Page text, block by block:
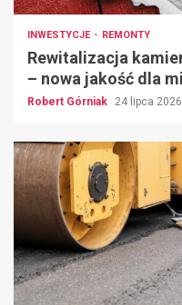
INWESTYCJE REMONTY
Rewitalizacja
– nowa jakość dla
Robert Górniak 24 lipca 2026